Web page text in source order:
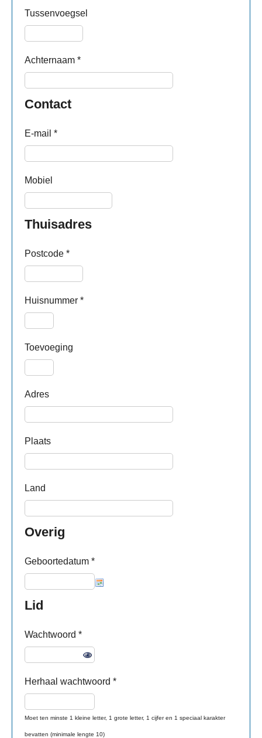
Tussenvoegsel
Achternaam *
Contact
E-mail *
Mobiel
Thuisadres
Postcode *
Huisnummer *
Toevoeging
Adres
Plaats
Land
Overig
Geboortedatum *
Lid
Wachtwoord *
Herhaal wachtwoord *
Moet ten minste 1 kleine letter, 1 grote letter, 1 cijfer en 1 speciaal karakter
bevatten (minimale lengte 10)